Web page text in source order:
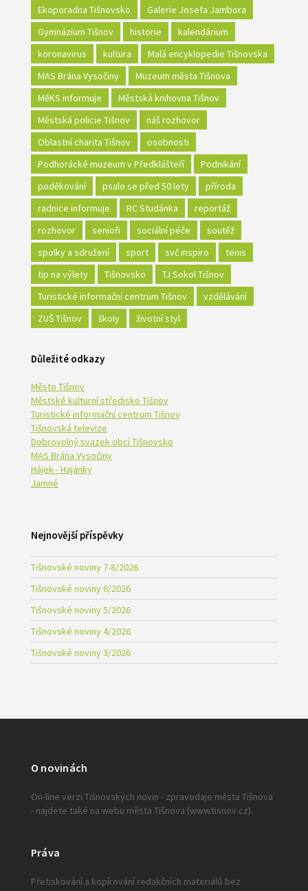
Ekoporadna Tišnovsko
Galerie Josefa Jambora
Gymnázium Tišnov
historie
kalendárium
koronavirus
kultura
Malá encyklopedie Tišnovska
MAS Brána Vysočiny
Muzeum města Tišnova
MěKS informuje
Městská knihovna Tišnov
Městská policie Tišnov
náš rozhovor
Oblastní charita Tišnov
osobnosti
Podhorácké muzeum v Předklášteří
Podnikání
poděkování
psalo se před 50 lety
příroda
radnice informuje
RC Studánka
reportáž
rozhovor
senioři sociální péče
soutěž
spolky a sdružení
sport svč inspiro
tenis
tip na výlety
Tišnovsko
TJ Sokol Tišnov
Turistické informační centrum Tišnov
vzdělávání
ZUŠ Tišnov
školy životní styl
Důležité odkazy
Město Tišnov
Městské kulturní středisko Tišnov
Turistické informační centrum Tišnov
Tišnovská televize
Dobrovolný svazek obcí Tišnovsko
MAS Brána Vysočiny
Hájek - Hajánky
Jamné
Nejnovější příspěvky
Tišnovské noviny 7-8/2026
Tišnovské noviny 6/2026
Tišnovské noviny 5/2026
Tišnovské noviny 4/2026
Tišnovské noviny 3/2026
O novinách
On-line verzi Tišnovských novin - zpravodaje města Tišnova
- najdete také na webu města Tišnova (www.tisnov.cz).
Práva
Přetiskování a kopírování redakčních materiálů bez